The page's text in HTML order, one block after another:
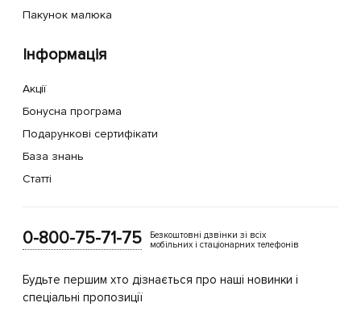
Пакунок малюка
Інформація
Акції
Бонусна програма
Подарункові сертифікати
База знань
Статті
0-800-75-71-75
Безкоштовні дзвінки зі всіх
мобільних і стаціонарних телефонів
Будьте першим хто дізнається про наші новинки і
спеціальні пропозиції